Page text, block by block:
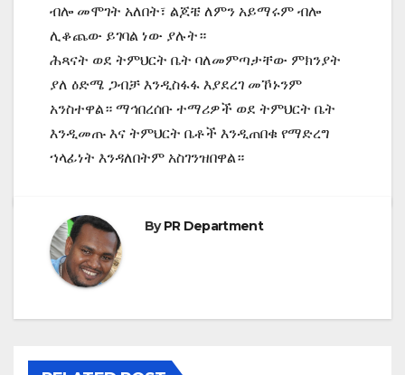
ብሎ መሞገት አለበት፣ ልጆቼ ለምን አይማሩም ብሎ
ሊቆጨው ይገባል ነው ያሉት።
ሕጻናት ወደ ትምህርት ቤት ባለመምጣታቸው ምክንያት
ያለ ዕድሜ ጋብቻ እንዲስፋፋ እያደረገ መኾኑንም
አንስተዋል። ማኅበረሰቡ ተማሪዎች ወደ ትምህርት ቤት
እንዲመጡ እና ትምህርት ቤቶች እንዲጠበቁ የማድረግ
ኀላፊነት እንዳለበትም አስገንዝበዋል።
ByPR Department